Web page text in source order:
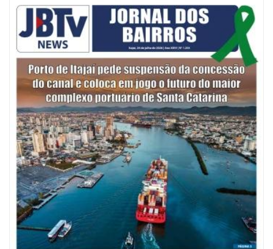
Itajaí avança na implantação do Método Wolbachia para o combate à
ITAPEMA